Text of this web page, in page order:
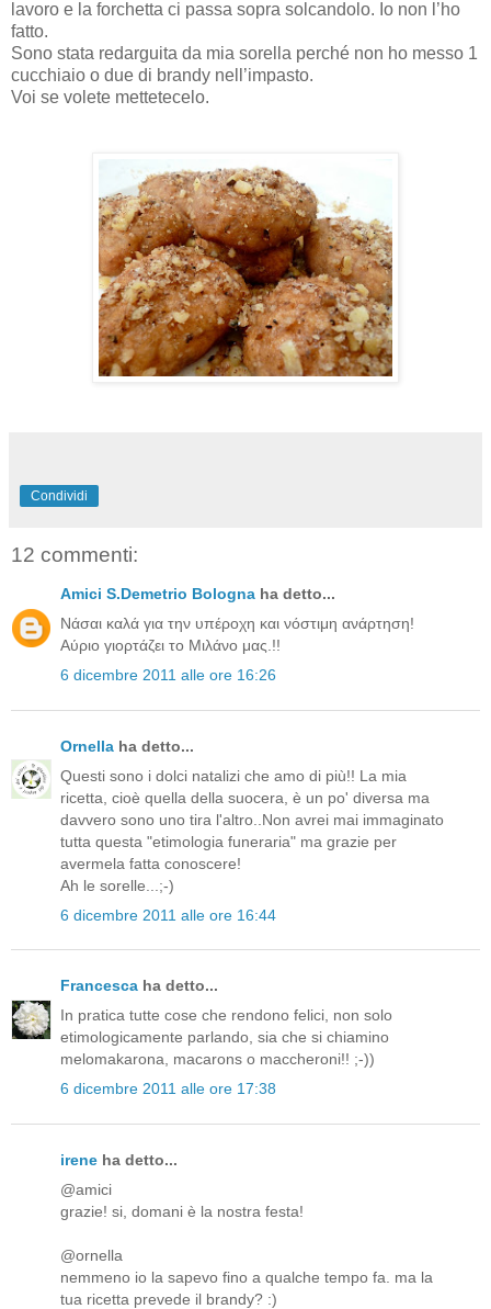
lavoro e la forchetta ci passa sopra solcandolo. Io non l’ho
fatto.
Sono stata redarguita da mia sorella perché non ho messo 1
cucchiaio o due di brandy nell’impasto.
Voi se volete mettetecelo.
Condividi
12 commenti:
Amici S.Demetrio Bologna ha detto...
Νάσαι καλά για την υπέροχη και νόστιμη ανάρτηση!
Αύριο γιορτάζει το Μιλάνο μας.!!
6 dicembre 2011 alle ore 16:26
Ornella ha detto...
Questi sono i dolci natalizi che amo di più!! La mia
ricetta, cioè quella della suocera, è un po' diversa ma
davvero sono uno tira l'altro..Non avrei mai immaginato
tutta questa "etimologia funeraria" ma grazie per
avermela fatta conoscere!
Ah le sorelle...;-)
6 dicembre 2011 alle ore 16:44
Francesca ha detto...
In pratica tutte cose che rendono felici, non solo
etimologicamente parlando, sia che si chiamino
melomakarona, macarons o maccheroni!! ;-))
6 dicembre 2011 alle ore 17:38
irene ha detto...
@amici
grazie! si, domani è la nostra festa!
@ornella
nemmeno io la sapevo fino a qualche tempo fa. ma la
tua ricetta prevede il brandy? :)